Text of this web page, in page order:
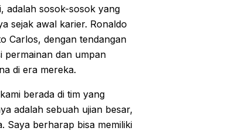
adalah sosok-sosok yang
sejak awal karier. Ronaldo
Carlos, dengan tendangan
permainan dan umpan
di era mereka.
berada di tim yang
adalah sebuah ujian besar,
Saya berharap bisa memiliki